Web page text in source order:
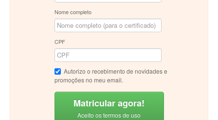
Nome completo
CPF
Autorizo o recebimento de novidades e
promoções no meu email.
Matricular agora!
Aceito os termos de uso